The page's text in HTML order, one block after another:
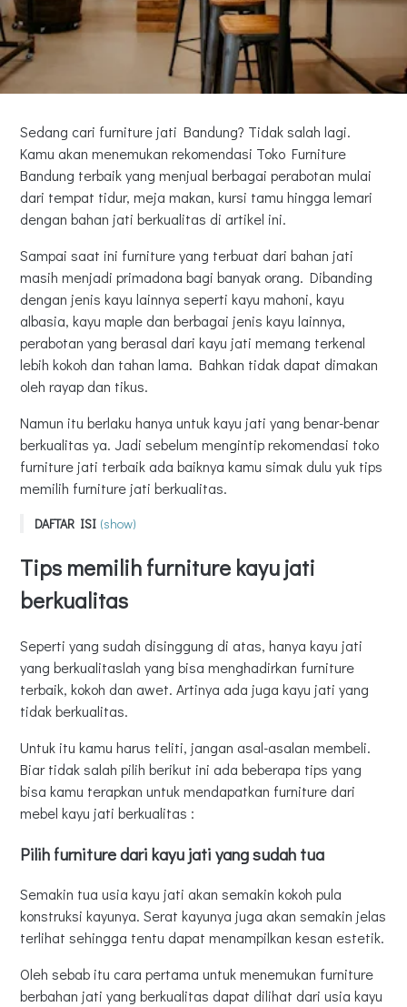
Sedang cari furniture jati Bandung? Tidak salah lagi.
Kamu akan menemukan rekomendasi Toko Furniture
Bandung terbaik yang menjual berbagai perabotan mulai
dari tempat tidur, meja makan, kursi tamu hingga lemari
dengan bahan jati berkualitas di artikel ini.
Sampai saat ini furniture yang terbuat dari bahan jati
masih menjadi primadona bagi banyak orang. Dibanding
dengan jenis kayu lainnya seperti kayu mahoni, kayu
albasia, kayu maple dan berbagai jenis kayu lainnya,
perabotan yang berasal dari kayu jati memang terkenal
lebih kokoh dan tahan lama. Bahkan tidak dapat dimakan
oleh rayap dan tikus.
Namun itu berlaku hanya untuk kayu jati yang benar-benar
berkualitas ya. Jadi sebelum mengintip rekomendasi toko
furniture jati terbaik ada baiknya kamu simak dulu yuk tips
memilih furniture jati berkualitas.
DAFTAR ISI (show)
Pilih furniture dari kayu jati yang sudah tua
Pilih furniture yang memiliki konstruksi kokoh dan berbentuk
Pilih furniture kayu jati dengan finishing yang berkualitas
Dapatkan furniture kayu jati asli dari Jepara
Beli furniture kayu jati di toko terpercaya
Anna Galleri Furniture Pusat Mebel Kayu Jati Bandung
Kaina Furniture
Viku Furniture Interior
Tips memilih furniture kayu jati
berkualitas
Seperti yang sudah disinggung di atas, hanya kayu jati
yang berkualitaslah yang bisa menghadirkan furniture
terbaik, kokoh dan awet. Artinya ada juga kayu jati yang
tidak berkualitas.
Untuk itu kamu harus teliti, jangan asal-asalan membeli.
Biar tidak salah pilih berikut ini ada beberapa tips yang
bisa kamu terapkan untuk mendapatkan furniture dari
mebel kayu jati berkualitas :
Pilih furniture dari kayu jati yang sudah tua
Semakin tua usia kayu jati akan semakin kokoh pula
konstruksi kayunya. Serat kayunya juga akan semakin jelas
terlihat sehingga tentu dapat menampilkan kesan estetik.
Oleh sebab itu cara pertama untuk menemukan furniture
berbahan jati yang berkualitas dapat dilihat dari usia kayu